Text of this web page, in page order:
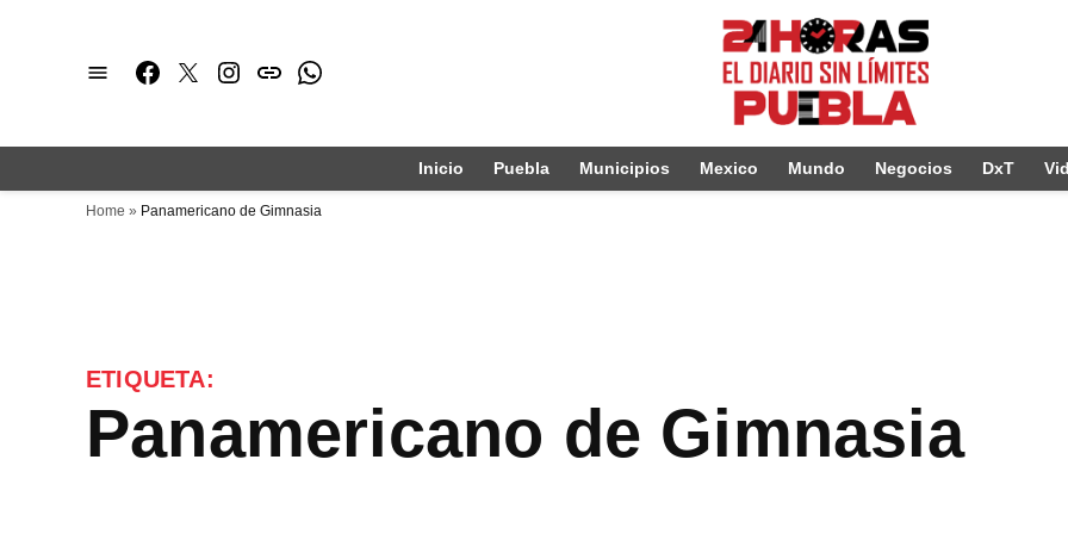
Facebook
TwitterInstagram
issuuWhatsapp
Inicio Puebla Municipios Mexico Mundo Negocios DxT
Home » Panamericano de Gimnasia
ETIQUETA:
Panamericano de Gimnasia